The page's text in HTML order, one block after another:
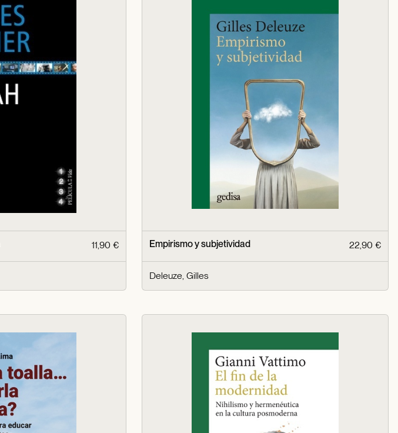
11,90 € Empirismo y subjetividad 22,90 €
Deleuze, Gilles